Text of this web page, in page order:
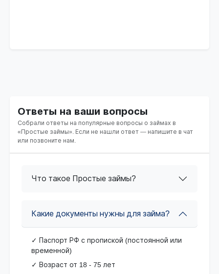
Ответы на ваши вопросы
Собрали ответы на популярные вопросы о займах в
«Простые займы». Если не нашли ответ — напишите в чат
или позвоните нам.
Что такое Простые займы?
Какие документы нужны для займа?
✓ Паспорт РФ с пропиской (постоянной или
временной)
✓ Возраст от 18 - 75 лет